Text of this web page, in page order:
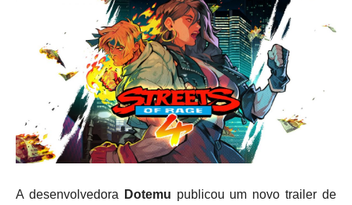
A desenvolvedora Dotemu publicou um novo trailer de